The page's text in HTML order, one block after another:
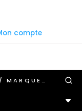
compte